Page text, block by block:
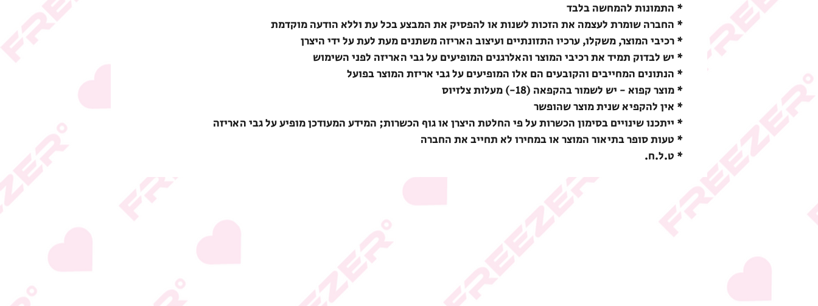
* התמונות להמחשה בלבד
* החברה שומרת לעצמה את הזכות לשנות או להפסיק את המבצע בכל עת וללא הודעה מוקדמת
* רכיבי המוצר, משקלו, ערכיו התזונתיים ועיצוב האריזה משתנים מעת לעת על ידי היצרן
* יש לבדוק תמיד את רכיבי המוצר והאלרגנים המופיעים על גבי האריזה לפני השימוש
* הנתונים המחייבים והקובעים הם אלו המופיעים על גבי אריזת המוצר בפועל
* מוצר קפוא - יש לשמור בהקפאה (18-) מעלות צלזיוס
* אין להקפיא שנית מוצר שהופשר
* ייתכנו שינויים בסימון הכשרות על פי החלטת היצרן או גוף הכשרות; המידע המעודכן מופיע על גבי האריזה
* טעות סופר בתיאור המוצר או במחירו לא תחייב את החברה
* ט.ל.ח.